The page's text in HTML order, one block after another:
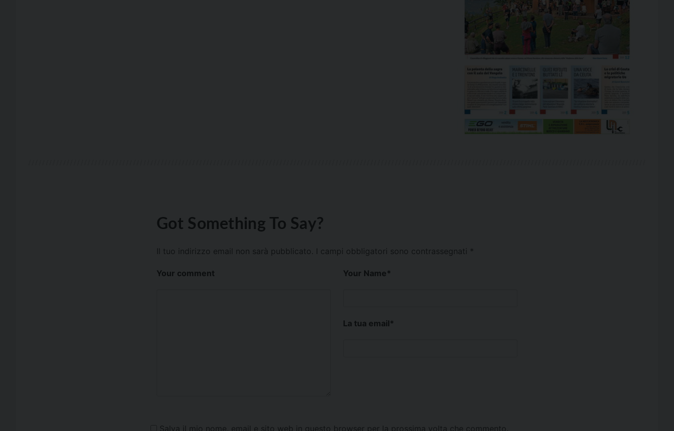
Got Something To Say?
Il tuo indirizzo email non sarà pubblicato. I campi obbligatori sono contrassegnati *
Your comment Your Name*
La tua email*
Salva il mio nome, email e sito web in questo browser per la prossima volta che commento.